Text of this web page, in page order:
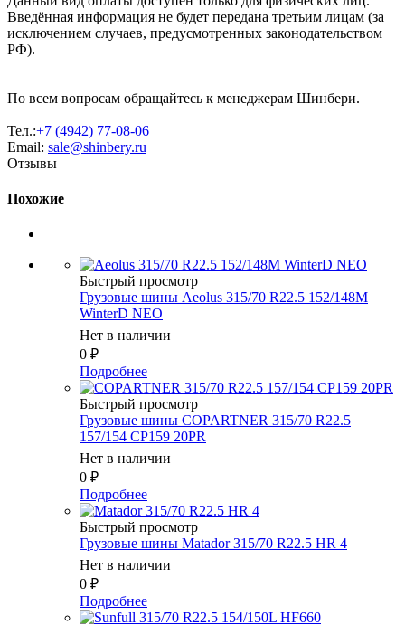
Введённая информация не будет передана третьим лицам (за
исключением случаев, предусмотренных законодательством
РФ).
По всем вопросам обращайтесь к менеджерам Шинбери.
Тел.:+7 (4942) 77-08-06
Email: sale@shinbery.ru
Отзывы
Похожие
Быстрый просмотр
Грузовые шины Aeolus 315/70 R22.5 152/148M
WinterD NEO
Нет в наличии
0 ₽
Подробнее
Быстрый просмотр
Грузовые шины COPARTNER 315/70 R22.5
157/154 CP159 20PR
Нет в наличии
0 ₽
Подробнее
Быстрый просмотр
Грузовые шины Matador 315/70 R22.5 HR 4
Нет в наличии
0 ₽
Подробнее